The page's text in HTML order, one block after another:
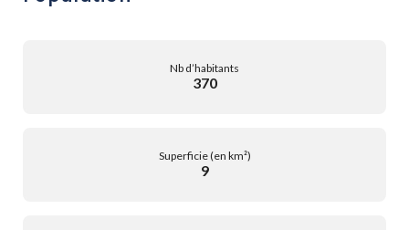
Nb d’habitants
370
Superficie (en km²)
9